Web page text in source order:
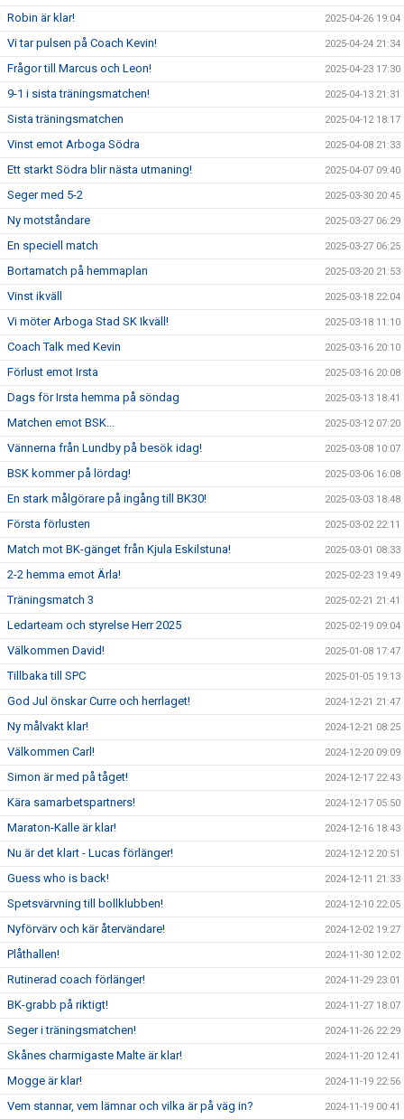
Robin är klar! 2025-04-26 19:04
Vi tar pulsen på Coach Kevin! 2025-04-24 21:34
Frågor till Marcus och Leon! 2025-04-23 17:30
9-1 i sista träningsmatchen! 2025-04-13 21:31
Sista träningsmatchen 2025-04-12 18:17
Vinst emot Arboga Södra 2025-04-08 21:33
Ett starkt Södra blir nästa utmaning! 2025-04-07 09:40
Seger med 5-2 2025-03-30 20:45
Ny motståndare 2025-03-27 06:29
En speciell match 2025-03-27 06:25
Bortamatch på hemmaplan 2025-03-20 21:53
Vinst ikväll 2025-03-18 22:04
Vi möter Arboga Stad SK Ikväll! 2025-03-18 11:10
Coach Talk med Kevin 2025-03-16 20:10
Förlust emot Irsta 2025-03-16 20:08
Dags för Irsta hemma på söndag 2025-03-13 18:41
Matchen emot BSK... 2025-03-12 07:20
Vännerna från Lundby på besök idag! 2025-03-08 10:07
BSK kommer på lördag! 2025-03-06 16:08
En stark målgörare på ingång till BK30! 2025-03-03 18:48
Första förlusten 2025-03-02 22:11
Match mot BK-gänget från Kjula Eskilstuna! 2025-03-01 08:33
2-2 hemma emot Ärla! 2025-02-23 19:49
Träningsmatch 3 2025-02-21 21:41
Ledarteam och styrelse Herr 2025 2025-02-19 09:04
Välkommen David! 2025-01-08 17:47
Tillbaka till SPC 2025-01-05 19:13
God Jul önskar Curre och herrlaget! 2024-12-21 21:47
Ny målvakt klar! 2024-12-21 08:25
Välkommen Carl! 2024-12-20 09:09
Simon är med på tåget! 2024-12-17 22:43
Kära samarbetspartners! 2024-12-17 05:50
Maraton-Kalle är klar! 2024-12-16 18:43
Nu är det klart - Lucas förlänger! 2024-12-12 20:51
Guess who is back! 2024-12-11 21:33
Spetsvärvning till bollklubben! 2024-12-10 22:05
Nyförvärv och kär återvändare! 2024-12-02 19:27
Plåthallen! 2024-11-30 12:02
Rutinerad coach förlänger! 2024-11-29 23:01
BK-grabb på riktigt! 2024-11-27 18:07
Seger i träningsmatchen! 2024-11-26 22:29
Skånes charmigaste Malte är klar! 2024-11-20 12:41
Mogge är klar! 2024-11-19 22:56
Vem stannar, vem lämnar och vilka är på väg in? 2024-11-19 00:41